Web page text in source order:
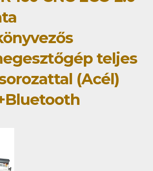
teljes
(Acél)